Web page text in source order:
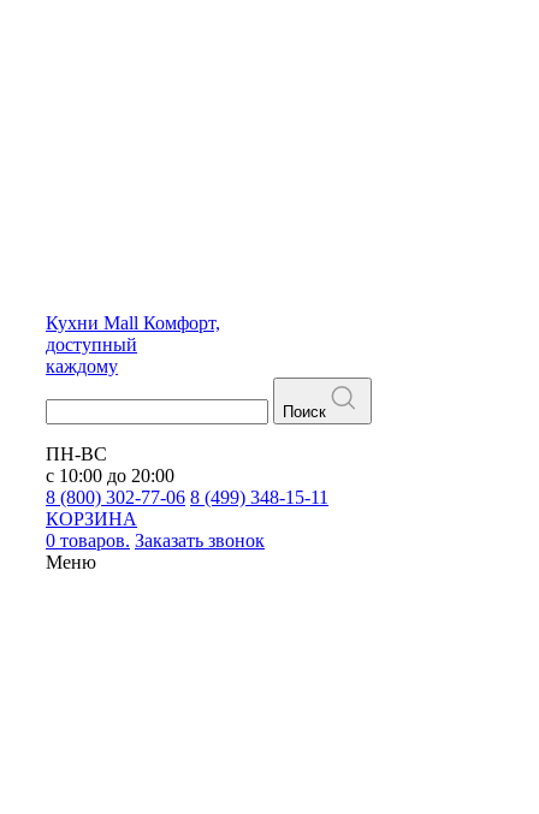
Кухни Mall Комфорт,
доступный
каждому
Поиск
ПН-ВС
с 10:00 до 20:00
8 (800) 302-77-06 8 (499) 348-15-11
КОРЗИНА
0 товаров. Заказать звонок
Меню